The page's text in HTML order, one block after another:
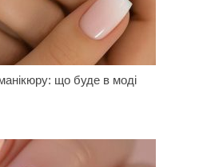
що буде в моді